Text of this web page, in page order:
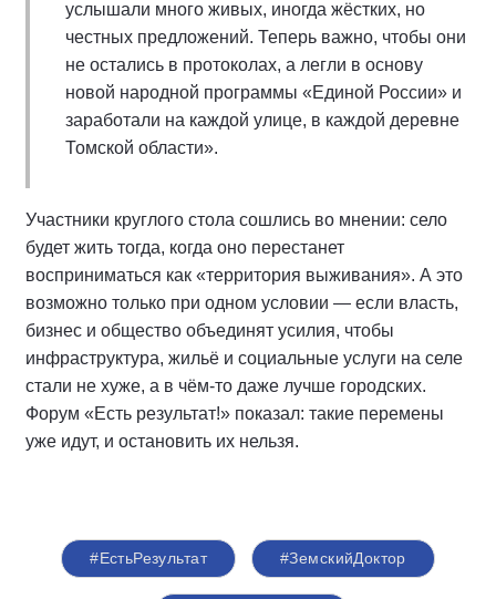
услышали много живых, иногда жёстких, но
честных предложений. Теперь важно, чтобы они
не остались в протоколах, а легли в основу
новой народной программы «Единой России» и
заработали на каждой улице, в каждой деревне
Томской области».
Участники круглого стола сошлись во мнении: село
будет жить тогда, когда оно перестанет
восприниматься как «территория выживания». А это
возможно только при одном условии — если власть,
бизнес и общество объединят усилия, чтобы
инфраструктура, жильё и социальные услуги на селе
стали не хуже, а в чём-то даже лучше городских.
Форум «Есть результат!» показал: такие перемены
уже идут, и остановить их нельзя.
#ЕстьРезультат #ЗемскийДоктор